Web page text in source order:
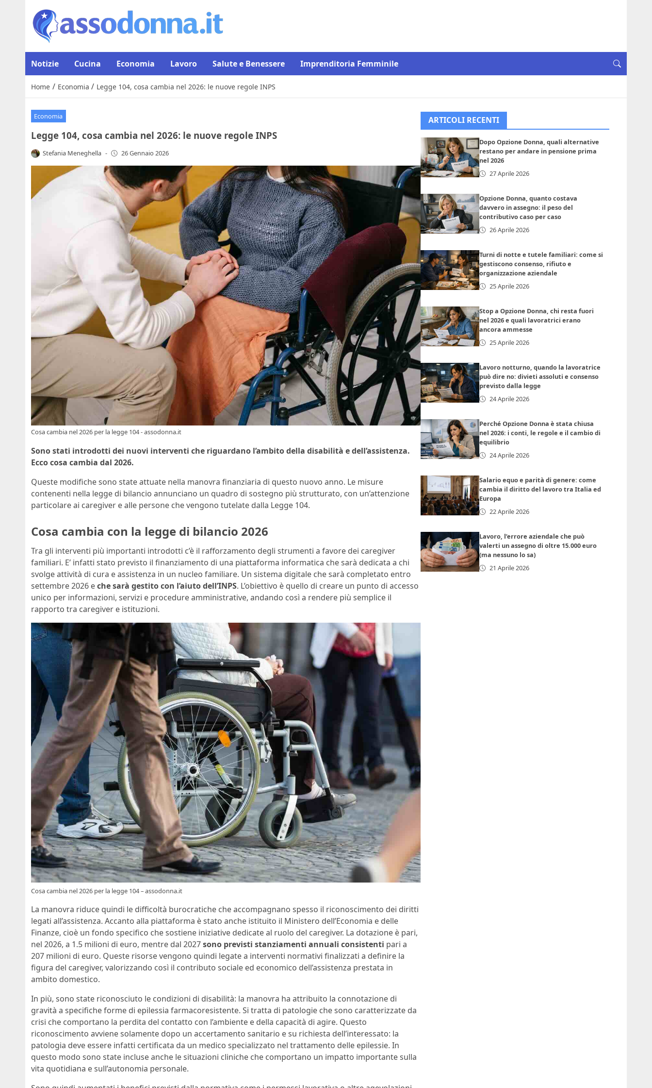
Notizie Cucina Economia Lavoro Salute e Benessere Imprenditoria Femminile
Home / Economia / Legge 104, cosa cambia nel 2026: le nuove regole INPS
Economia
Legge 104, cosa cambia nel 2026: le nuove regole INPS
Stefania Meneghella - 26 Gennaio 2026
Cosa cambia nel 2026 per la legge 104 - assodonna.it
Sono stati introdotti dei nuovi interventi che riguardano l’ambito della disabilità e dell’assistenza.
Ecco cosa cambia dal 2026.
Queste modifiche sono state attuate nella manovra finanziaria di questo nuovo anno. Le misure
contenenti nella legge di bilancio annunciano un quadro di sostegno più strutturato, con un’attenzione
particolare ai caregiver e alle persone che vengono tutelate dalla Legge 104.
Cosa cambia con la legge di bilancio 2026
Tra gli interventi più importanti introdotti c’è il rafforzamento degli strumenti a favore dei caregiver
familiari. E’ infatti stato previsto il finanziamento di una piattaforma informatica che sarà dedicata a chi
svolge attività di cura e assistenza in un nucleo familiare. Un sistema digitale che sarà completato entro
settembre 2026 eche sarà gestito con l’aiuto dell’INPS. L’obiettivo è quello di creare un punto di accesso
unico per informazioni, servizi e procedure amministrative, andando così a rendere più semplice il
rapporto tra caregiver e istituzioni.
Cosa cambia nel 2026 per la legge 104 – assodonna.it
La manovra riduce quindi le difficoltà burocratiche che accompagnano spesso il riconoscimento dei diritti
legati all’assistenza. Accanto alla piattaforma è stato anche istituito il Ministero dell’Economia e delle
Finanze, cioè un fondo specifico che sostiene iniziative dedicate al ruolo del caregiver. La dotazione è pari,
nel 2026, a 1.5 milioni di euro, mentre dal 2027sono previsti stanziamenti annuali consistenti pari a
207 milioni di euro. Queste risorse vengono quindi legate a interventi normativi finalizzati a definire la
figura del caregiver, valorizzando così il contributo sociale ed economico dell’assistenza prestata in
ambito domestico.
In più, sono state riconosciuto le condizioni di disabilità: la manovra ha attribuito la connotazione di
gravità a specifiche forme di epilessia farmacoresistente. Si tratta di patologie che sono caratterizzate da
crisi che comportano la perdita del contatto con l’ambiente e della capacità di agire. Questo
riconoscimento avviene solamente dopo un accertamento sanitario e su richiesta dell’interessato: la
patologia deve essere infatti certificata da un medico specializzato nel trattamento delle epilessie. In
questo modo sono state incluse anche le situazioni cliniche che comportano un impatto importante sulla
vita quotidiana e sull’autonomia personale.
ARTICOLI RECENTI
Dopo Opzione Donna, quali alternative
restano per andare in pensione prima
nel 2026
27 Aprile 2026
Opzione Donna, quanto costava
davvero in assegno: il peso del
contributivo caso per caso
26 Aprile 2026
Turni di notte e tutele familiari: come si
gestiscono consenso, rifiuto e
organizzazione aziendale
25 Aprile 2026
Stop a Opzione Donna, chi resta fuori
nel 2026 e quali lavoratrici erano
ancora ammesse
25 Aprile 2026
Lavoro notturno, quando la lavoratrice
può dire no: divieti assoluti e consenso
previsto dalla legge
24 Aprile 2026
Perché Opzione Donna è stata chiusa
nel 2026: i conti, le regole e il cambio di
equilibrio
24 Aprile 2026
Salario equo e parità di genere: come
cambia il diritto del lavoro tra Italia ed
Europa
22 Aprile 2026
Lavoro, l’errore aziendale che può
valerti un assegno di oltre 15.000 euro
(ma nessuno lo sa)
21 Aprile 2026